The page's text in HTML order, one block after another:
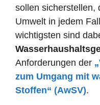
sollen sicherstellen,
Umwelt in jedem
wichtigsten sind
Anforderungen der
zum Umgang mit
Stoffen“ (AwSV).